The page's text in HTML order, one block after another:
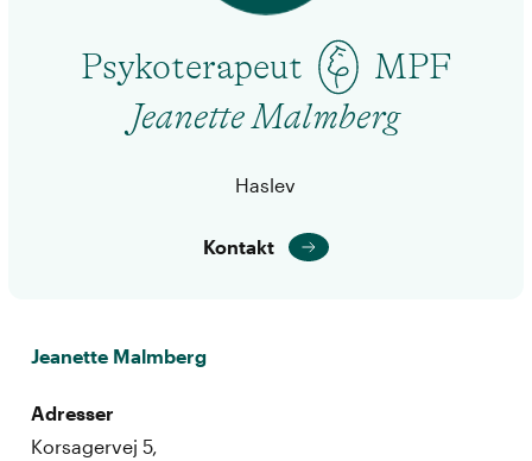
Psykoterapeut
MPF
Jeanette Malmberg
Haslev
Kontakt
Jeanette Malmberg
Adresser
Korsagervej 5,